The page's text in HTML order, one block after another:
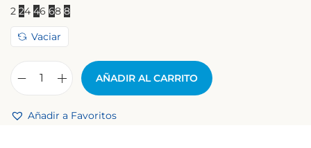
2 24 46 68 8
Vaciar
AÑADIR AL CARRITO
Añadir a Favoritos